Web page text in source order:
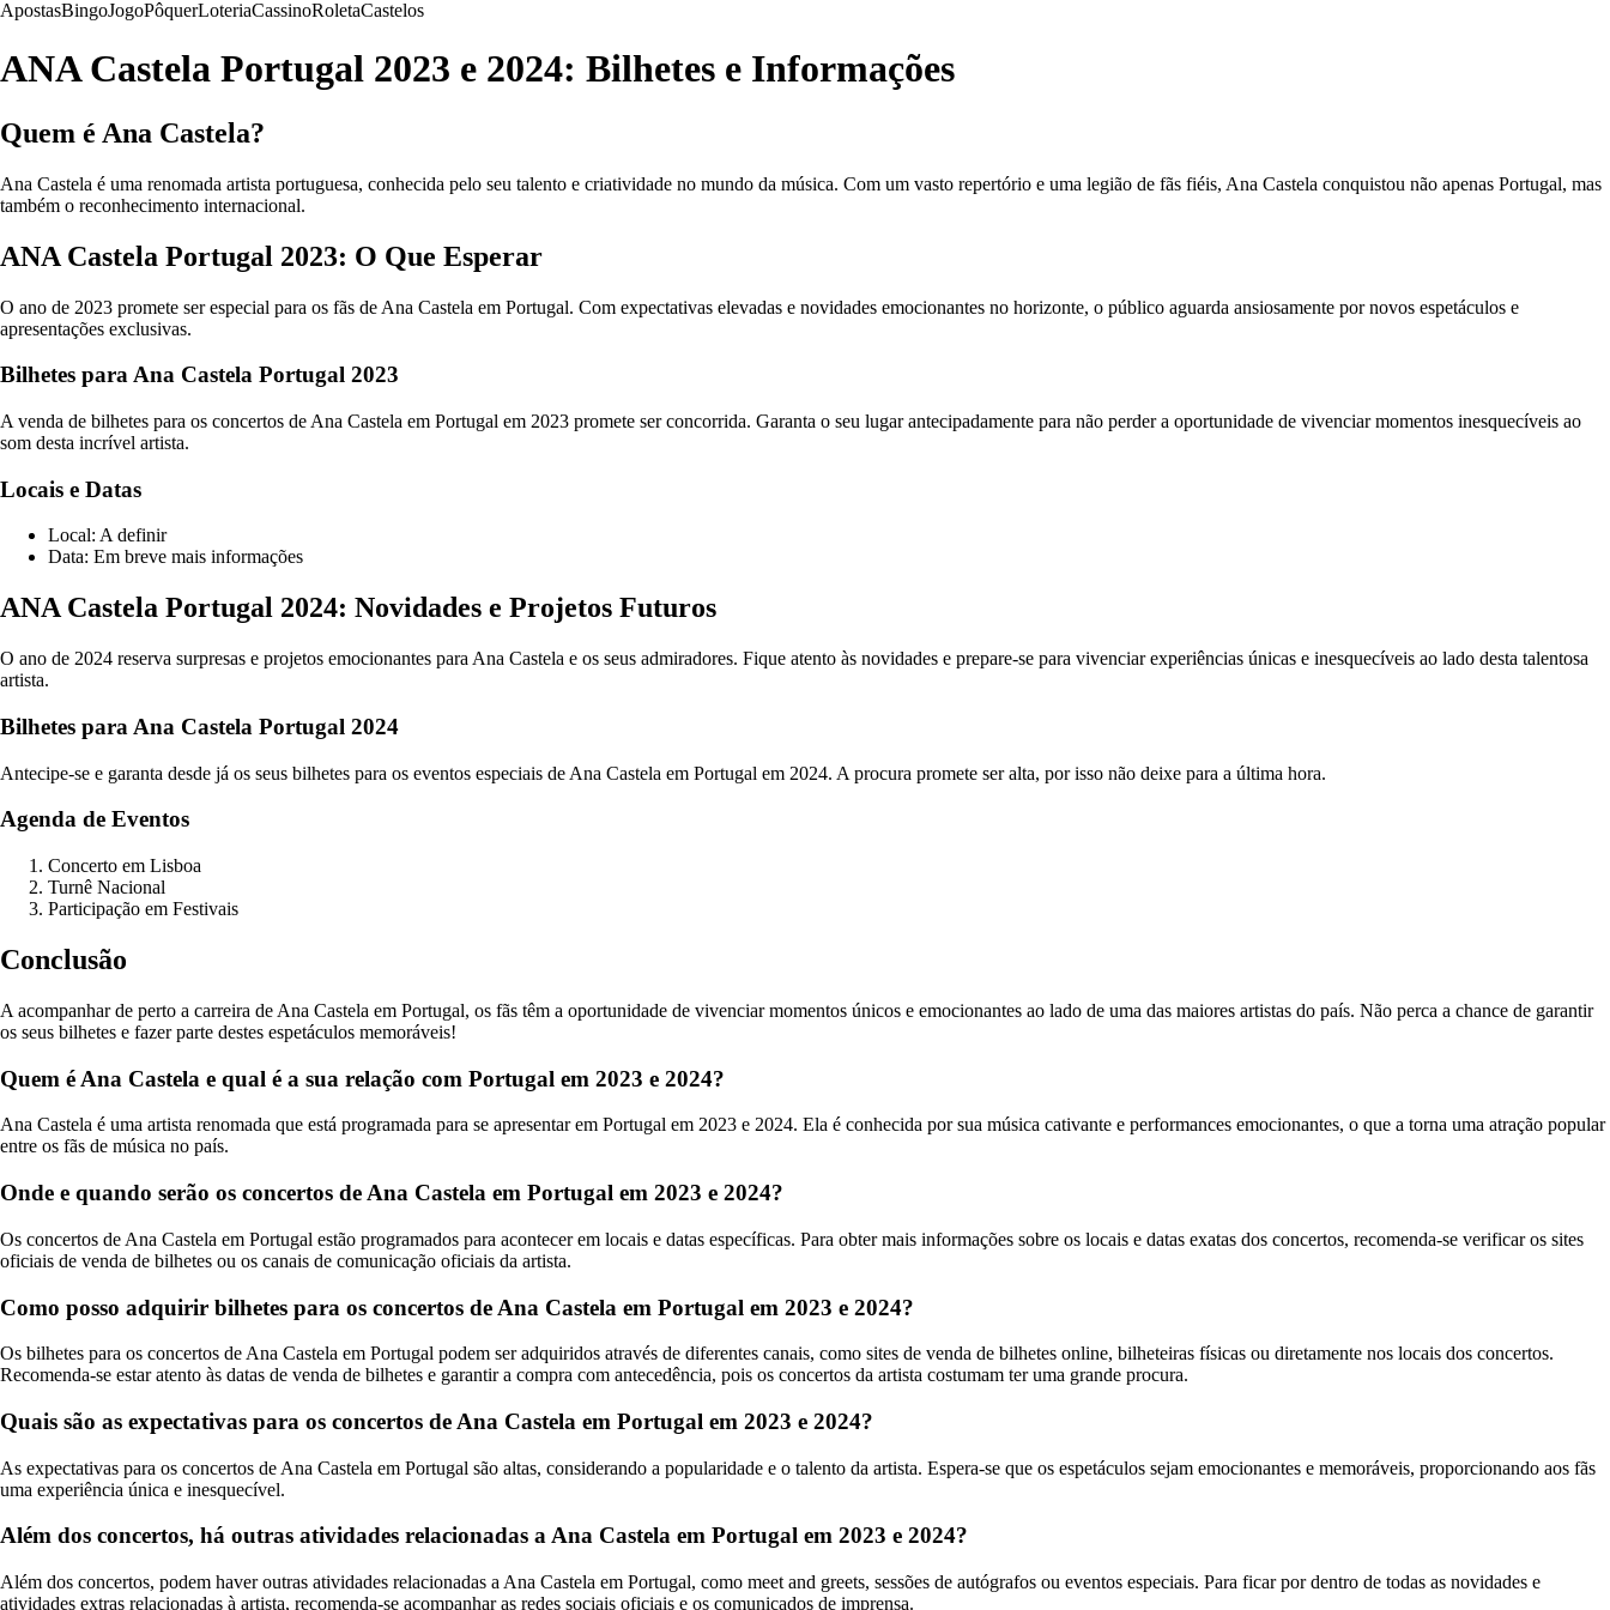
ApostasBingoJogoPôquerLoteriaCassinoRoletaCastelos
ANA Castela Portugal 2023 e 2024: Bilhetes e Informações
Quem é Ana Castela?
Ana Castela é uma renomada artista portuguesa, conhecida pelo seu talento e criatividade no mundo da música. Com um vasto repertório e uma legião de fãs fiéis, Ana Castela conquistou não apenas Portugal, mas
também o reconhecimento internacional.
ANA Castela Portugal 2023: O Que Esperar
O ano de 2023 promete ser especial para os fãs de Ana Castela em Portugal. Com expectativas elevadas e novidades emocionantes no horizonte, o público aguarda ansiosamente por novos espetáculos e
apresentações exclusivas.
Bilhetes para Ana Castela Portugal 2023
A venda de bilhetes para os concertos de Ana Castela em Portugal em 2023 promete ser concorrida. Garanta o seu lugar antecipadamente para não perder a oportunidade de vivenciar momentos inesquecíveis ao
som desta incrível artista.
Locais e Datas
Local: A definir
Data: Em breve mais informações
ANA Castela Portugal 2024: Novidades e Projetos Futuros
O ano de 2024 reserva surpresas e projetos emocionantes para Ana Castela e os seus admiradores. Fique atento às novidades e prepare-se para vivenciar experiências únicas e inesquecíveis ao lado desta talentosa
artista.
Bilhetes para Ana Castela Portugal 2024
Antecipe-se e garanta desde já os seus bilhetes para os eventos especiais de Ana Castela em Portugal em 2024. A procura promete ser alta, por isso não deixe para a última hora.
Agenda de Eventos
Concerto em Lisboa
Turnê Nacional
Participação em Festivais
Conclusão
A acompanhar de perto a carreira de Ana Castela em Portugal, os fãs têm a oportunidade de vivenciar momentos únicos e emocionantes ao lado de uma das maiores artistas do país. Não perca a chance de garantir
os seus bilhetes e fazer parte destes espetáculos memoráveis!
Quem é Ana Castela e qual é a sua relação com Portugal em 2023 e 2024?
Ana Castela é uma artista renomada que está programada para se apresentar em Portugal em 2023 e 2024. Ela é conhecida por sua música cativante e performances emocionantes, o que a torna uma atração popular
entre os fãs de música no país.
Onde e quando serão os concertos de Ana Castela em Portugal em 2023 e 2024?
Os concertos de Ana Castela em Portugal estão programados para acontecer em locais e datas específicas. Para obter mais informações sobre os locais e datas exatas dos concertos, recomenda-se verificar os sites
oficiais de venda de bilhetes ou os canais de comunicação oficiais da artista.
Como posso adquirir bilhetes para os concertos de Ana Castela em Portugal em 2023 e 2024?
Os bilhetes para os concertos de Ana Castela em Portugal podem ser adquiridos através de diferentes canais, como sites de venda de bilhetes online, bilheteiras físicas ou diretamente nos locais dos concertos.
Recomenda-se estar atento às datas de venda de bilhetes e garantir a compra com antecedência, pois os concertos da artista costumam ter uma grande procura.
Quais são as expectativas para os concertos de Ana Castela em Portugal em 2023 e 2024?
As expectativas para os concertos de Ana Castela em Portugal são altas, considerando a popularidade e o talento da artista. Espera-se que os espetáculos sejam emocionantes e memoráveis, proporcionando aos fãs
uma experiência única e inesquecível.
Além dos concertos, há outras atividades relacionadas a Ana Castela em Portugal em 2023 e 2024?
Além dos concertos, podem haver outras atividades relacionadas a Ana Castela em Portugal, como meet and greets, sessões de autógrafos ou eventos especiais. Para ficar por dentro de todas as novidades e
atividades extras relacionadas à artista, recomenda-se acompanhar as redes sociais oficiais e os comunicados de imprensa.